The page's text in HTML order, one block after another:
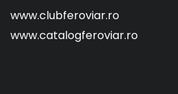
www.clubferoviar.ro
www.catalogferoviar.ro